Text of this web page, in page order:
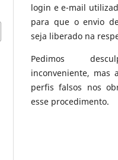
login e e-mail
para que o envio
seja liberado na
Pedimos
inconveniente, mas
perfis falsos nos
esse procedimento.